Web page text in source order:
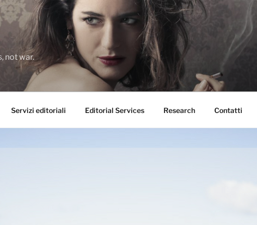
not war.
Servizi editoriali Editorial Services Research Contatti